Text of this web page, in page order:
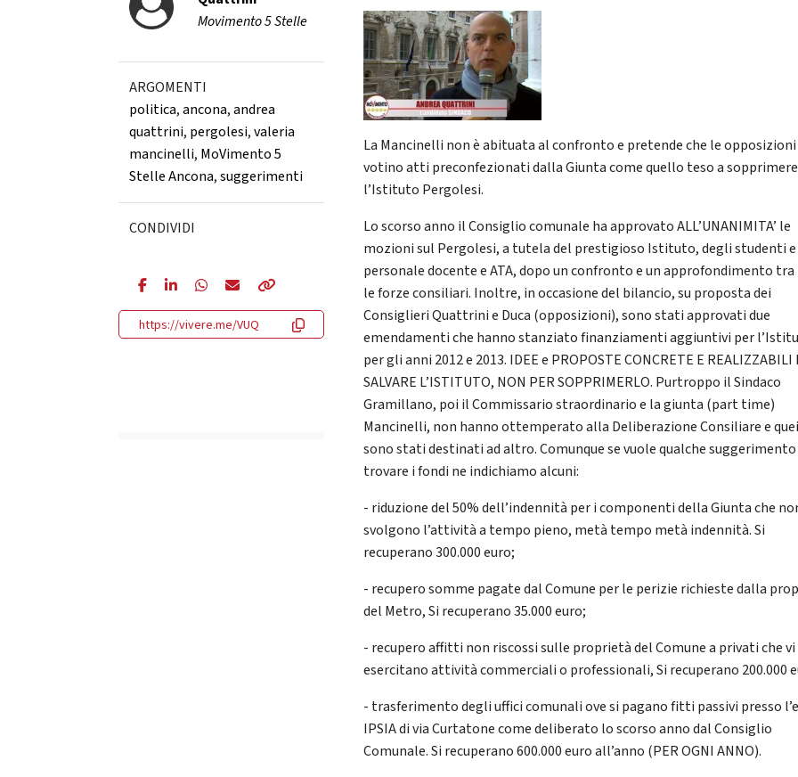
Movimento 5 Stelle
ARGOMENTI
politica,ancona,andrea
quattrini, pergolesi,valeria
mancinelli, MoVimento 5
Stelle Ancona,suggerimenti
CONDIVIDI
https://vivere.me/VUQ
La Mancinelli non è abituata al confronto e pretende che le opposizioni
votino atti preconfezionati dalla Giunta come quello teso a sopprimere
l’Istituto Pergolesi.
Lo scorso anno il Consiglio comunale ha approvato ALL’UNANIMITA’ le
mozioni sul Pergolesi, a tutela del prestigioso Istituto, degli studenti e
personale docente e ATA, dopo un confronto e un approfondimento
le forze consiliari. Inoltre, in occasione del bilancio, su proposta dei
Consiglieri Quattrini e Duca (opposizioni), sono stati approvati due
emendamenti che hanno stanziato finanziamenti aggiuntivi per
per gli anni 2012 e 2013. IDEE e PROPOSTE CONCRETE E REALIZZABILI
SALVARE L’ISTITUTO, NON PER SOPPRIMERLO. Purtroppo il Sindaco
Gramillano, poi il Commissario straordinario e la giunta (part time)
Mancinelli, non hanno ottemperato alla Deliberazione Consiliare e
sono stati destinati ad altro. Comunque se vuole qualche
trovare i fondi ne indichiamo alcuni:
- riduzione del 50% dell’indennità per i componenti della Giunta che
svolgono l’attività a tempo pieno, metà tempo metà indennità. Si
recuperano 300.000 euro;
- recupero somme pagate dal Comune per le perizie richieste dalla
del Metro, Si recuperano 35.000 euro;
- recupero affitti non riscossi sulle proprietà del Comune a privati che vi
esercitano attività commerciali o professionali, Si recuperano 200.000
- trasferimento degli uffici comunali ove si pagano fitti passivi presso
IPSIA di via Curtatone come deliberato lo scorso anno dal Consiglio
Comunale. Si recuperano 600.000 euro all’anno (PER OGNI ANNO).